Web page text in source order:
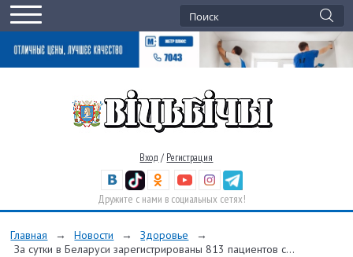
Вход / Регистрация
Дружите с нами в социальных сетях!
Главная → Новости → Здоровье
→
За сутки в Беларуси зарегистрированы 813 пациентов с...